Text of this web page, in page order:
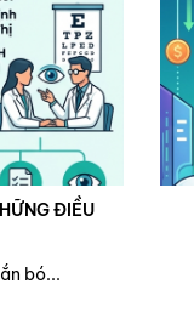
ĐIỀU
bó...